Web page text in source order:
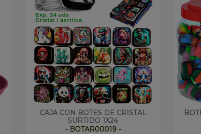
CAJA CON BOTES DE CRISTAL
SURTIDO 1X24
- BOTAR00019 -